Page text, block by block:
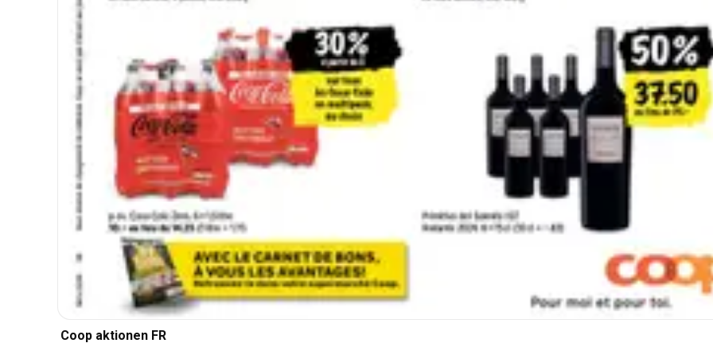
Coop aktionen FR